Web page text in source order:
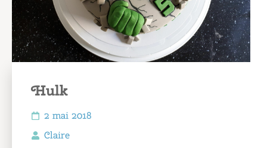
Hulk
2 mai 2018
Claire